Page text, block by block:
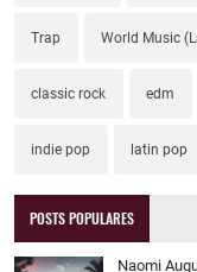
Trap World Music
classic rock edm
indie pop latin pop
POSTS POPULARES
Naomi